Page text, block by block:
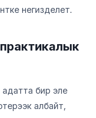
негизделет.
бир эле
албайт,